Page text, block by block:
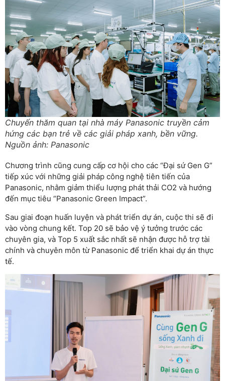
Chuyến thăm quan tại nhà máy Panasonic truyền cảm
hứng các bạn trẻ về các giải pháp xanh, bền vững.
Nguồn ảnh: Panasonic
Chương trình cũng cung cấp cơ hội cho các “Đại sứ Gen G”
tiếp xúc với những giải pháp công nghệ tiên tiến của
Panasonic, nhằm giảm thiểu lượng phát thải CO2 và hướng
đến mục tiêu “Panasonic Green Impact”.
Sau giai đoạn huấn luyện và phát triển dự án, cuộc thi sẽ đi
vào vòng chung kết. Top 20 sẽ bảo vệ ý tưởng trước các
chuyên gia, và Top 5 xuất sắc nhất sẽ nhận được hỗ trợ tài
chính và chuyên môn từ Panasonic để triển khai dự án thực
tế.